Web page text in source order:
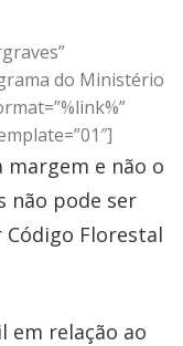
do Ministério
margem e não o
não pode ser
Florestal
em relação ao